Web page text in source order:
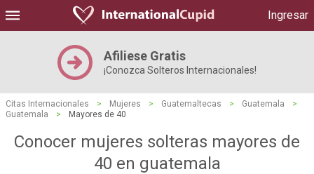
Ingresar
Afiliese Gratis
¡Conozca Solteros Internacionales!
Citas Internacionales > Mujeres > Guatemaltecas > Guatemala
>
Guatemala
> Mayores de 40
Conocer mujeres solteras mayores de
40 en guatemala